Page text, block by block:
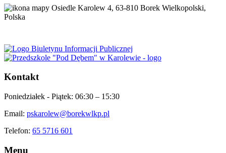
Osiedle Karolew 4, 63-810 Borek Wielkopolski,
Polska
Kontakt
Poniedziałek - Piątek: 06:30 – 15:30
Email: pskarolew@borekwlkp.pl
Telefon: 65 5716 601
Menu